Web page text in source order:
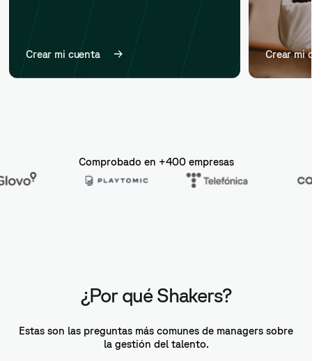
Crear mi cuenta Crear mi
Comprobado en +400 empresas
¿Por qué Shakers?
Estas son las preguntas más comunes de managers sobre
la gestión del talento.